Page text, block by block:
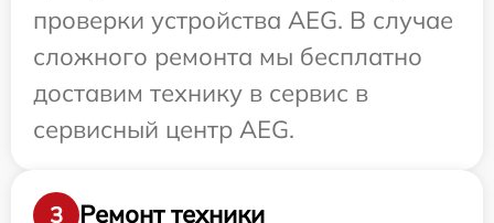
проверки устройства AEG. В случае
сложного ремонта мы бесплатно
доставим технику в сервис в
сервисный центр AEG.
3 Ремонт техники